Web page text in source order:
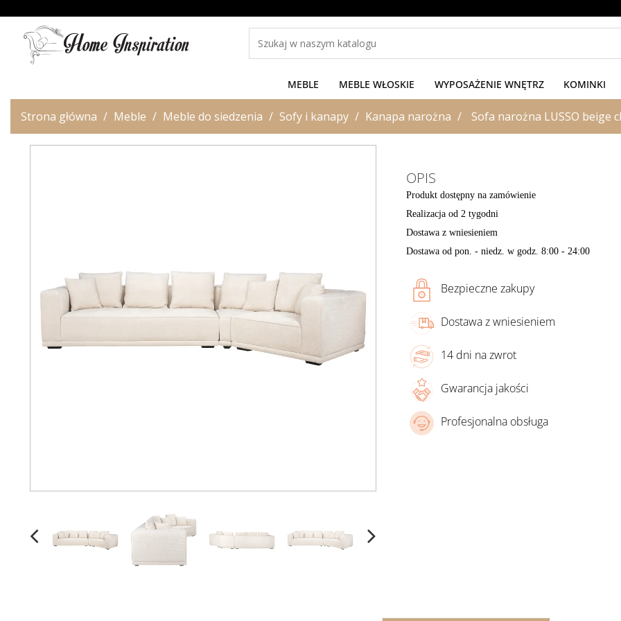
MEBLE MEBLE WŁOSKIE WYPOSAŻENIE WNĘTRZ KOMINKI
Strona główna Meble Meble do siedzenia Sofy i kanapy Kanapa narożna Sofa narożna LUSSO beige
OPIS
Produkt dostępny na zamówienie
Realizacja od 2 tygodni
Dostawa z wniesieniem
Dostawa od pon. - niedz. w godz. 8:00 - 24:00
Bezpieczne zakupy
Dostawa z wniesieniem
14 dni na zwrot
Gwarancja jakości
Profesjonalna obsługa